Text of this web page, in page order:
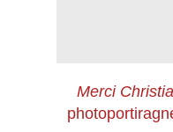
Merci